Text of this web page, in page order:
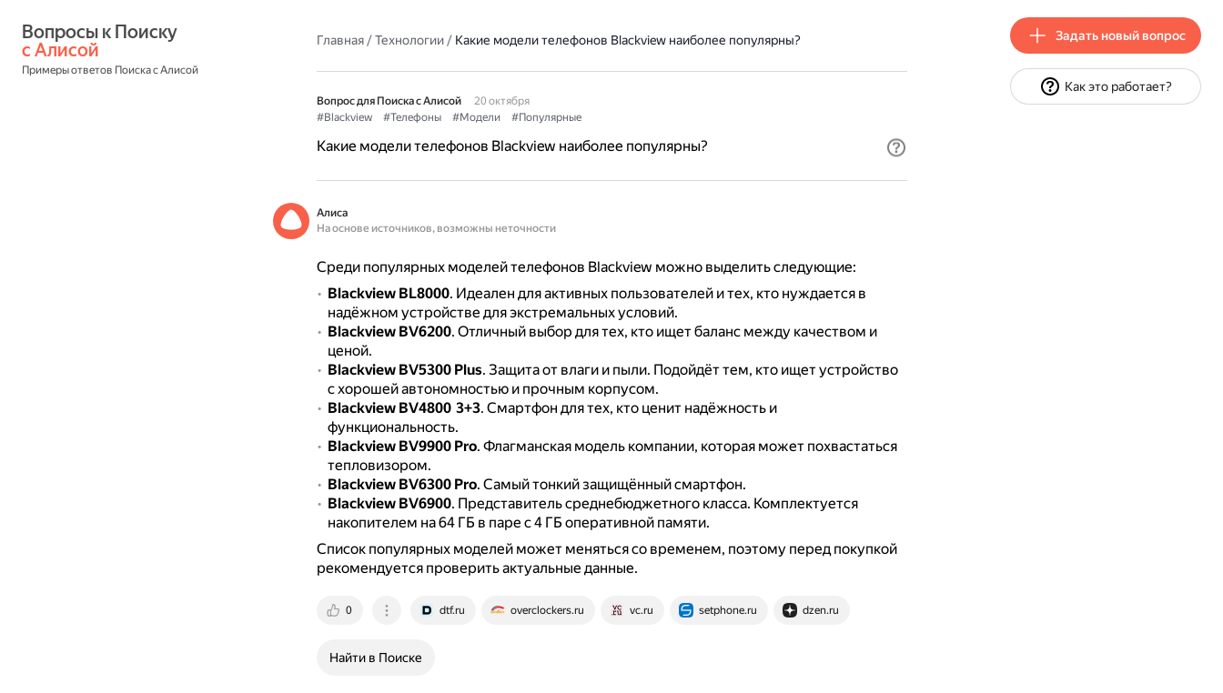
с Алисой
Примеры ответов Поиска с Алисой
Главная/Технологии/ Какие модели телефонов Blackview наиболее популярны?
Вопрос для Поиска с Алисой
20 октября
#Blackview
#Телефоны #Модели #Популярные
Какие модели телефонов Blackview наиболее популярны?
Алиса
На основе источников, возможны неточности
Среди популярных моделей телефонов Blackview можно выделить следующие:
Blackview BL8000. Идеален для активных пользователей и тех, кто нуждается в
надёжном устройстве для экстремальных условий.
Blackview BV6200. Отличный выбор для тех, кто ищет баланс между качеством и
ценой.
Blackview BV5300 Plus. Защита от влаги и пыли. Подойдёт тем, кто ищет устройство
с хорошей автономностью и прочным корпусом.
Blackview BV4800 3+3. Смартфон для тех, кто ценит надёжность и
функциональность.
Blackview BV9900 Pro. Флагманская модель компании, которая может похвастаться
тепловизором.
Blackview BV6300 Pro. Самый тонкий защищённый смартфон.
Blackview BV6900. Представитель среднебюджетного класса. Комплектуется
накопителем на 64 ГБ в паре с 4 ГБ оперативной памяти.
Список популярных моделей может меняться со временем, поэтому перед покупкой
рекомендуется проверить актуальные данные.
0 dtf.ru overclockers.ru vc.ru setphone.ru dzen.ru
Найти в Поиске
Задать новый вопрос
Как это работает?